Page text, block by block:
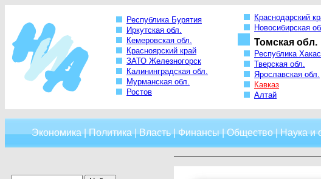
Республика Бурятия
Иркутская обл.
Кемеровская обл.
Красноярский край
ЗАТО Железногорск
Калининградская обл.
Мурманская обл.
Ростов
Краснодарский
Новосибирская
Томская обл.
Республика
Тверская обл.
Ярославская обл.
Кавказ
Алтай
Экономика|Политика|Власть|Финансы|Общество|Наука и